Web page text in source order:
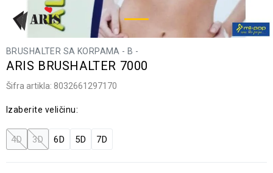
BRUSHALTER SA KORPAMA - B -
ARIS BRUSHALTER 7000
Šifra artikla: 8032661297170
Izaberite veličinu:
4D 3D 6D 5D 7D